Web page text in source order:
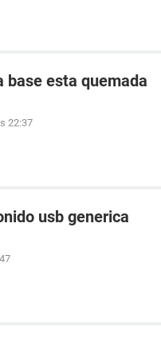
base esta quemada
22:37
usb generica